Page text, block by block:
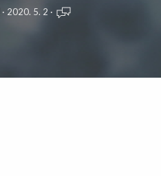
· 2020. 5. 2 ·